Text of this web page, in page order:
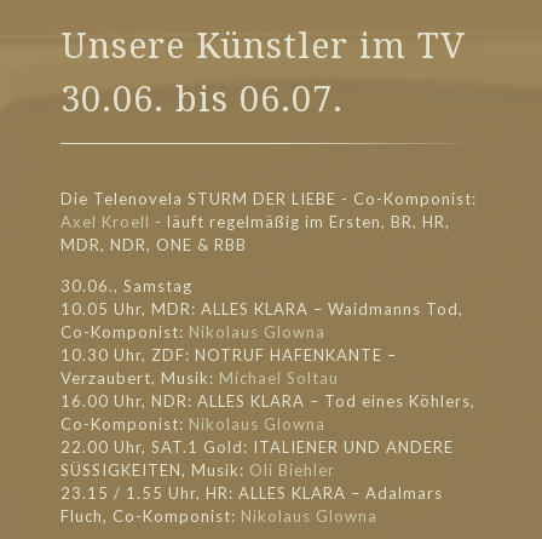
Unsere Künstler im TV
30.06. bis 06.07.
Die Telenovela STURM DER LIEBE - Co-Komponist:
Axel Kroell - läuft regelmäßig im Ersten, BR, HR,
MDR, NDR, ONE & RBB
30.06., Samstag
10.05 Uhr, MDR: ALLES KLARA – Waidmanns Tod,
Co-Komponist: Nikolaus Glowna
10.30 Uhr, ZDF: NOTRUF HAFENKANTE –
Verzaubert, Musik: Michael Soltau
16.00 Uhr, NDR: ALLES KLARA – Tod eines Köhlers,
Co-Komponist: Nikolaus Glowna
22.00 Uhr, SAT.1 Gold: ITALIENER UND ANDERE
SÜSSIGKEITEN, Musik: Oli Biehler
23.15 / 1.55 Uhr, HR: ALLES KLARA – Adalmars
Fluch, Co-Komponist: Nikolaus Glowna